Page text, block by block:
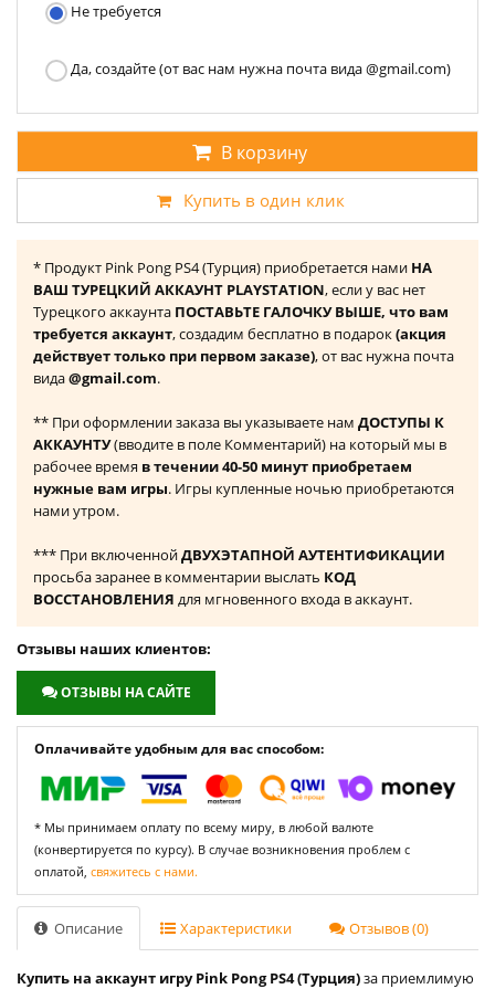
Не требуется
Да, создайте (от вас нам нужна почта вида @gmail.com)
В корзину
Купить в один клик
* Продукт Pink Pong PS4 (Турция) приобретается нами НА
ВАШ ТУРЕЦКИЙ АККАУНТ PLAYSTATION, если у вас нет
Турецкого аккаунта ПОСТАВЬТЕ ГАЛОЧКУ ВЫШЕ, что вам
требуется аккаунт, создадим бесплатно в подарок(акция
действует только при первом заказе), от вас нужна почта
вида@gmail.com.
** При оформлении заказа вы указываете нам ДОСТУПЫ К
АККАУНТУ(вводите в поле Комментарий) на который мы в
рабочее время в течении 40-50 минут приобретаем
нужные вам игры. Игры купленные ночью приобретаются
нами утром.
*** При включеннойДВУХЭТАПНОЙ АУТЕНТИФИКАЦИИ
просьба заранее в комментарии выслать КОД
ВОССТАНОВЛЕНИЯ для мгновенного входа в аккаунт.
Отзывы наших клиентов:
ОТЗЫВЫ НА САЙТЕ
Оплачивайте удобным для вас способом:
* Мы принимаем оплату по всему миру, в любой валюте
(конвертируется по курсу). В случае возникновения проблем с
оплатой, свяжитесь с нами.
Описание Характеристики Отзывов (0)
Купить на аккаунт игру Pink Pong PS4 (Турция)за приемлимую